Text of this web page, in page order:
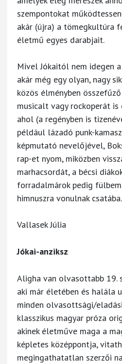
szempontokat
akár (újra) a tömegkultúra
életmű egyes darabjait.
Mivel Jókaitól nem idegen
akár még egy olyan, nagy
közös élményben
musicalt vagy rockoperát is
ahol (a regényben is
például lázadó punk-
képmutató nevelőjével,
rap-et nyom, miközben
marhacsordát, a bécsi
forradalmárok pedig
himnuszra vonulnak csatába.
Vallasek Júlia
Jókai-anziksz
Aligha van olvasottabb 19.
aki már életében és halála
minden olvasottsági/
klasszikus magyar próza
akinek életműve maga a
képletes középpontja,
megingathatatlan szerzői